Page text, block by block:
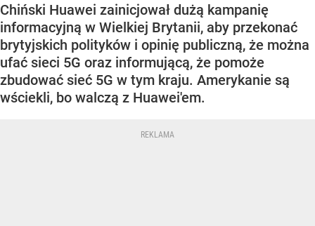
Chiński Huawei zainicjował dużą kampanię
informacyjną w Wielkiej Brytanii, aby przekonać
brytyjskich polityków i opinię publiczną, że można
ufać sieci 5G oraz informującą, że pomoże
zbudować sieć 5G w tym kraju. Amerykanie są
wściekli, bo walczą z Huawei'em.